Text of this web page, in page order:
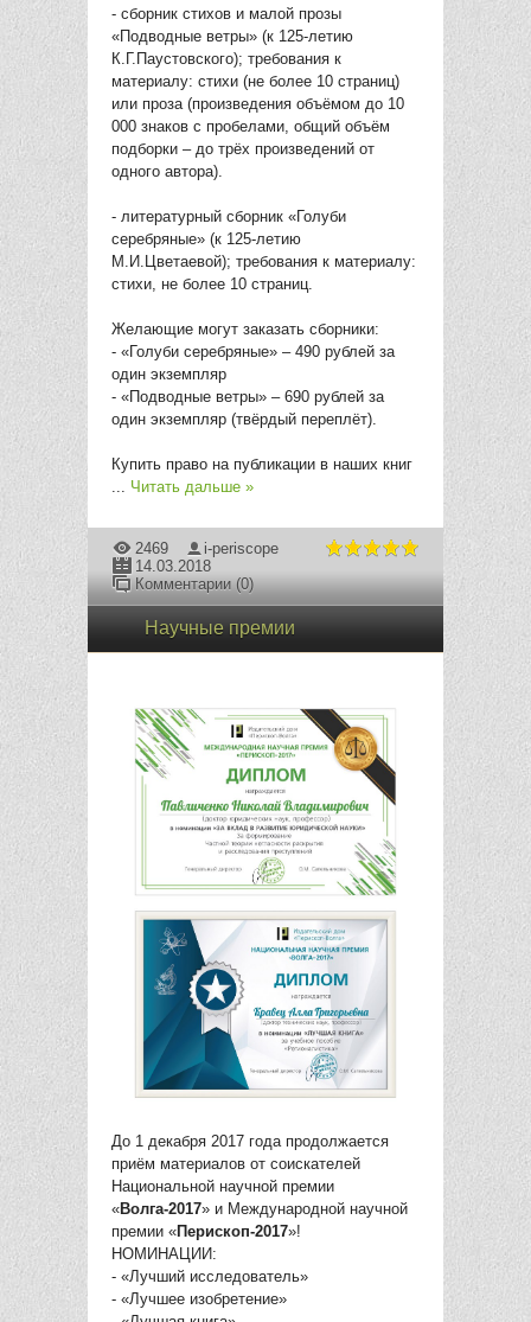
- сборник стихов и малой прозы
«Подводные ветры» (к 125-летию
К.Г.Паустовского); требования к
материалу: стихи (не более 10 страниц)
или проза (произведения объёмом до 10
000 знаков с пробелами, общий объём
подборки – до трёх произведений от
одного автора).
- литературный сборник «Голуби
серебряные» (к 125-летию
М.И.Цветаевой); требования к материалу:
стихи, не более 10 страниц.
Желающие могут заказать сборники:
- «Голуби серебряные» – 490 рублей за
один экземпляр
- «Подводные ветры» – 690 рублей за
один экземпляр (твёрдый переплёт).
Купить право на публикации в наших книг
... Читать дальше »
2469
i-periscope
14.03.2018
Комментарии (0)
Научные премии
До 1 декабря 2017 года продолжается
приём материалов от соискателей
Национальной научной премии
«Волга-2017» и Международной научной
премии «Перископ-2017»!
НОМИНАЦИИ:
- «Лучший исследователь»
- «Лучшее изобретение»